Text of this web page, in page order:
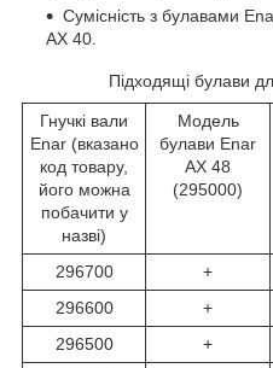
Сумісність з булавами
AX 40.
Підходящі булави
Гнучкі вали
Enar (вказано
код товару,
його можна
побачити у
назві)
Модель
булави Enar
AX 48
(295000)
296700 +
296600
+
296500
+